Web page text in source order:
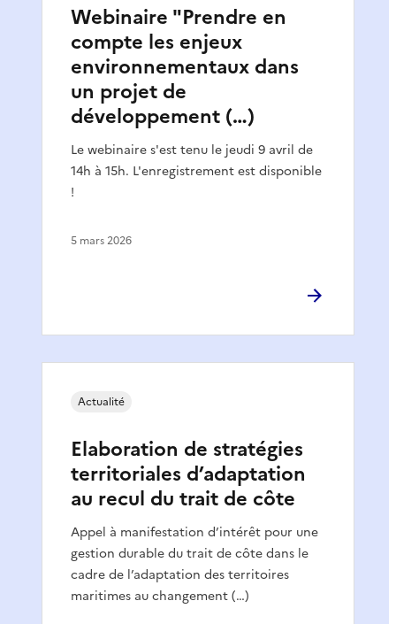
Webinaire "Prendre en
compte les enjeux
environnementaux dans
un projet de
développement (…)
Le webinaire s'est tenu le jeudi 9 avril de
14h à 15h. L'enregistrement est disponible
!
5 mars 2026
Elaboration de stratégies
territoriales d’adaptation
au recul du trait de côte
Appel à manifestation d’intérêt pour une
gestion durable du trait de côte dans le
cadre de l’adaptation des territoires
maritimes au changement (…)
Actualité